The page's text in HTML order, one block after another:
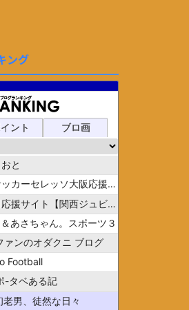
ング
ント ブロ画
と
カーセレッソ大阪応援日記
サイト【関西ジュビリスト】
あさちゃん。スポーツ３
ァンのオダクニ ブログ
Football
-タベある記
男、徒然な日々